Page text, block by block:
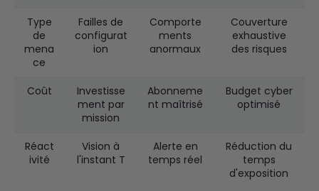
Type
de
mena
ce
Failles de
configurat
ion
Comporte
ments
anormaux
Couverture
exhaustive
des risques
Coût
Investisse
ment par
mission
Abonneme
nt maîtrisé
Budget cyber
optimisé
Réact
ivité
Vision à
l'instant T
Alerte en
temps réel
Réduction du
temps
d'exposition